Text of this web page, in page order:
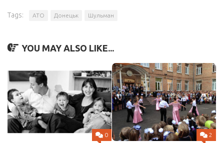
Tags: АТО Донецьк Шульман
YOU MAY ALSO LIKE...
0 2